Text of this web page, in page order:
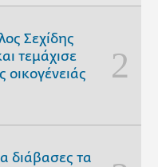
Σεχίδης
τεμάχισε
οικογένειάς
διάβασες τα